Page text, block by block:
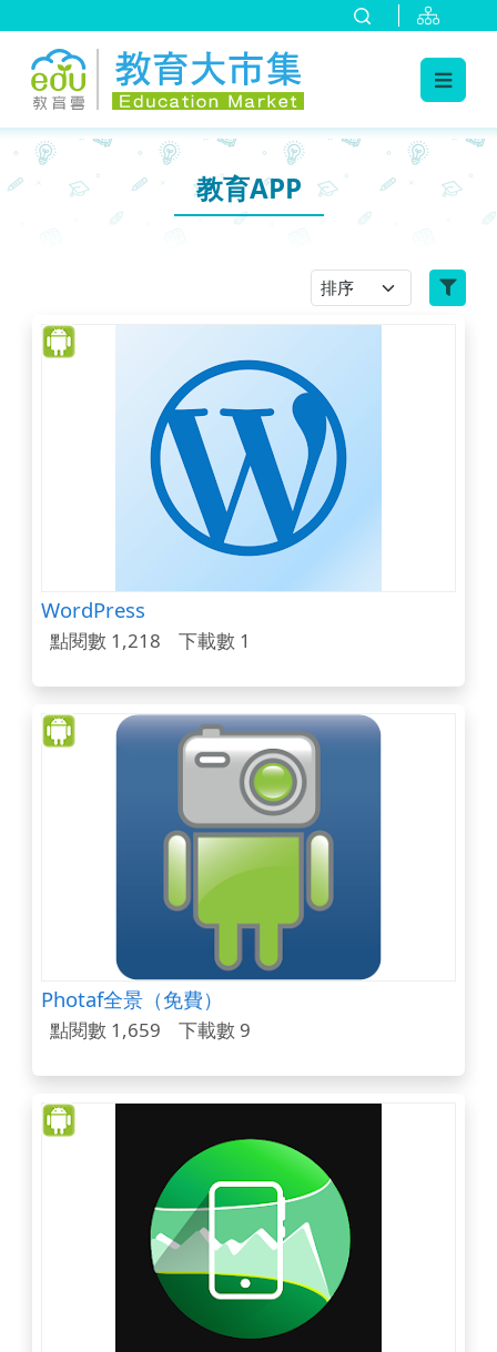
::: 教育APP
WordPress
點閱數 1,218 下載數 1
Photaf全景（免費）
點閱數 1,659 下載數 9